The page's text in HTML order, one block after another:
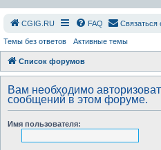
СGIG.RU FAQ Связаться
Темы без ответов Активные темы
Список форумов
Вам необходимо
сообщений в этом форуме.
Имя пользователя: